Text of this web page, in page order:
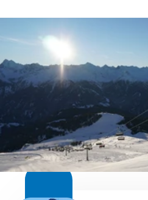
Unterkünfte finden